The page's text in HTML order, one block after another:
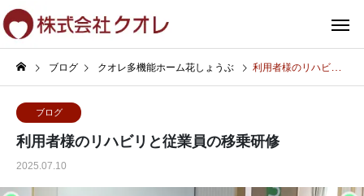
ブログ クオレ多機能ホーム花しょうぶ 利用者様のリハビリと従業員の移乗研修
ブログ
利用者様のリハビリと従業員の移乗研修
2025.07.10